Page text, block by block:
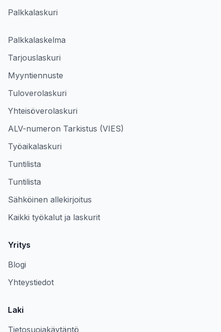
Palkkalaskuri
Palkkalaskelma
Tarjouslaskuri
Myyntiennuste
Tuloverolaskuri
Yhteisöverolaskuri
ALV-numeron Tarkistus (VIES)
Työaikalaskuri
Tuntilista
Tuntilista
Sähköinen allekirjoitus
Kaikki työkalut ja laskurit
Yritys
Blogi
Yhteystiedot
Laki
Tietosuojakäytäntö